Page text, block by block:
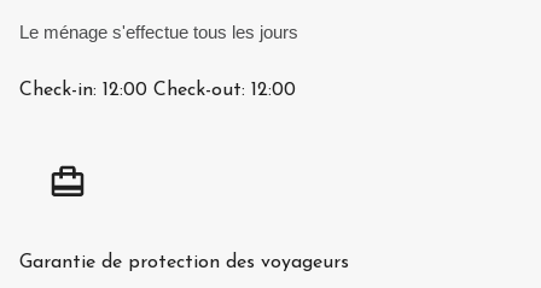
Le ménage s'effectue tous les jours
Check-in: 12:00 Check-out: 12:00
Garantie de protection des voyageurs